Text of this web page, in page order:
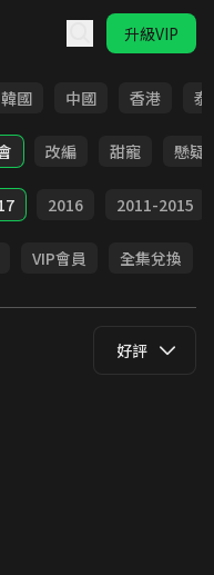
升級VIP
韓國 中國 香港 泰
改編 甜寵 懸疑
2016 2011-2015
VIP會員 全集兌換
好評